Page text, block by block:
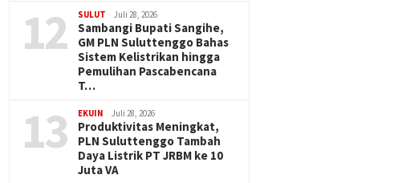
12 SULUT Juli 28, 2026
Sambangi Bupati Sangihe,
GM PLN Suluttenggo Bahas
Sistem Kelistrikan hingga
Pemulihan Pascabencana
T…
13 EKUIN Juli 28, 2026
Produktivitas Meningkat,
PLN Suluttenggo Tambah
Daya Listrik PT JRBM ke 10
Juta VA